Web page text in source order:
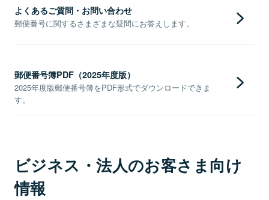
よくあるご質問・お問い合わせ
郵便番号に関するさまざまな疑問にお答えします。
郵便番号簿PDF（2025年度版）
2025年度版郵便番号簿をPDF形式でダウンロードできま
す。
ビジネス・法人のお客さま向け
情報